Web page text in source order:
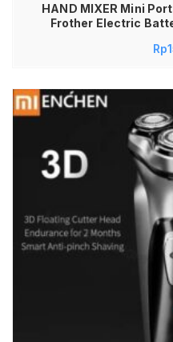
HAND MIXER Mini
Frother Electric
Material Stainless
Rp